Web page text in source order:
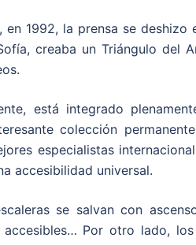
1992, la prensa se deshizo
creaba un Triángulo del
está integrado
colección
especialistas
accesibilidad universal.
se salvan con
Por otro lado,